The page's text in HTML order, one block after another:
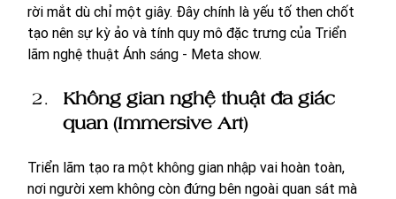
rời mắt dù chỉ một giây. Đây chính là yếu tố then chốt
tạo nên sự kỳ ảo và tính quy mô đặc trưng của Triển
lãm nghệ thuật Ánh sáng - Meta show.
Không gian nghệ thuật đa giác
quan (Immersive Art)
Triển lãm tạo ra một không gian nhập vai hoàn toàn,
nơi người xem không còn đứng bên ngoài quan sát mà